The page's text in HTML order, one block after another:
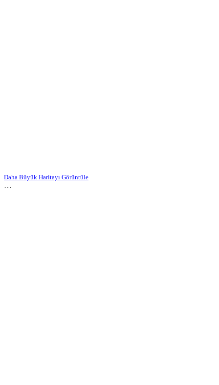
Daha Büyük Haritayı Görüntüle
…